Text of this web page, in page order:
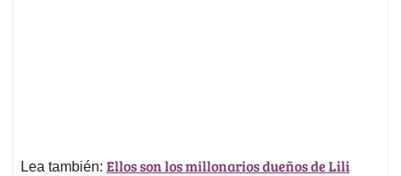
Lea también: Ellos son los millonarios dueños de Lili